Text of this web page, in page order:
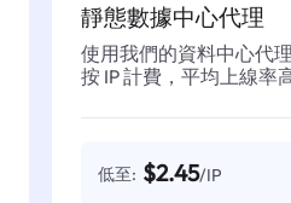
靜態數據中心代理
使用我們的資料中心代
按 IP 計費，平均上線率高
低至: $2.45/IP